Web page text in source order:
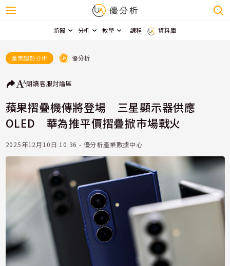
新聞 分析 教學 課程 資料庫
產業趨勢分析 優分析
朗讀客服討論區
蘋果摺疊機傳將登場 三星顯示器供應
OLED 華為推平價摺疊掀市場戰火
2025年12月10日 10:36 - 優分析產業數據中心